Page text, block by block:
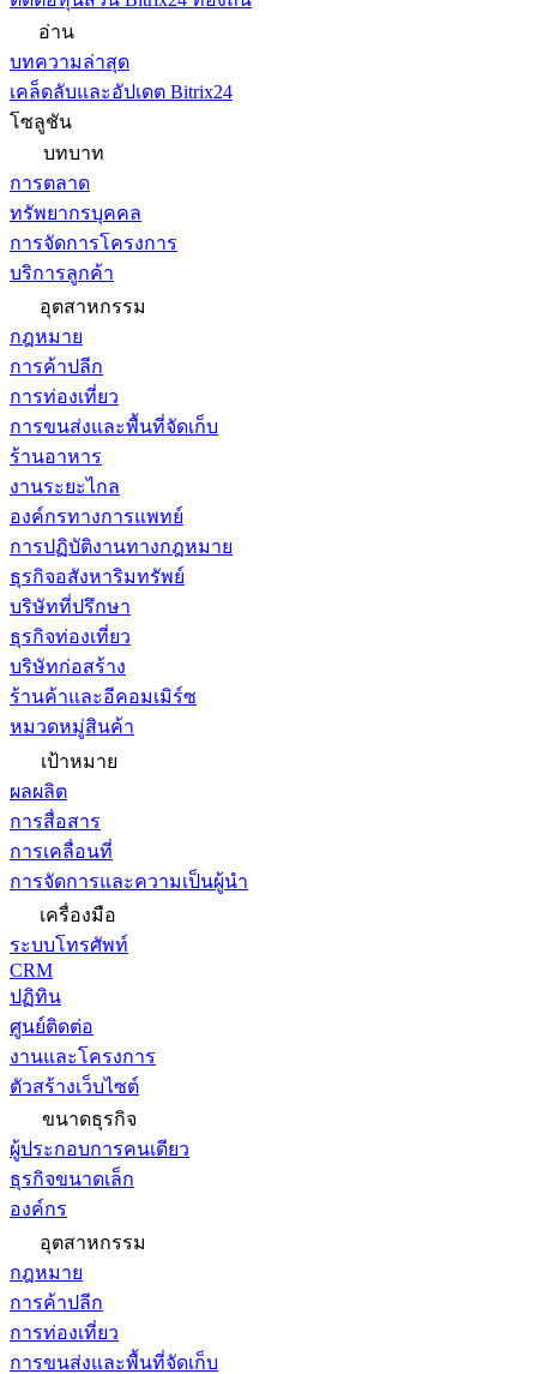
อ่าน
บทความล่าสุด
เคล็ดลับและอัปเดต Bitrix24
โซลูชัน
บทบาท
การตลาด
ทรัพยากรบุคคล
การจัดการโครงการ
บริการลูกค้า
อุตสาหกรรม
กฎหมาย
การค้าปลีก
การท่องเที่ยว
การขนส่งและพื้นที่จัดเก็บ
ร้านอาหาร
งานระยะไกล
องค์กรทางการแพทย์
การปฏิบัติงานทางกฎหมาย
ธุรกิจอสังหาริมทรัพย์
บริษัทที่ปรึกษา
ธุรกิจท่องเที่ยว
บริษัทก่อสร้าง
ร้านค้าและอีคอมเมิร์ซ
หมวดหมู่สินค้า
เป้าหมาย
ผลผลิต
การสื่อสาร
การเคลื่อนที่
การจัดการและความเป็นผู้นำ
เครื่องมือ
ระบบโทรศัพท์
CRM
ปฏิทิน
ศูนย์ติดต่อ
งานและโครงการ
ตัวสร้างเว็บไซต์
ขนาดธุรกิจ
ผู้ประกอบการคนเดียว
ธุรกิจขนาดเล็ก
องค์กร
อุตสาหกรรม
กฎหมาย
การค้าปลีก
การท่องเที่ยว
การขนส่งและพื้นที่จัดเก็บ